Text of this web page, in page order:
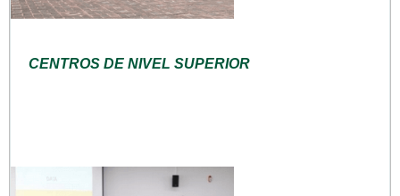
CENTROS DE NIVEL SUPERIOR